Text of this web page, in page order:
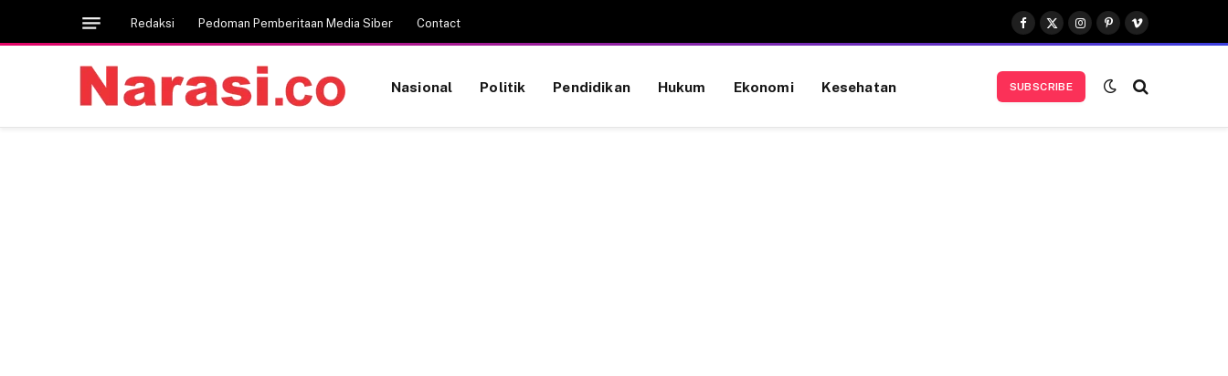
Redaksi Pedoman Pemberitaan Media Siber Contact
Facebook
X
(Twitter)
Instagram
Pinterest
Vimeo
Nasional Politik Pendidikan Hukum Ekonomi Kesehatan SUBSCRIBE